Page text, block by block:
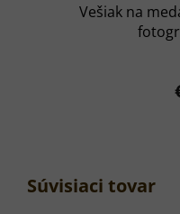
Súvisiaci tovar
Vešiak na
hviezdičiek.